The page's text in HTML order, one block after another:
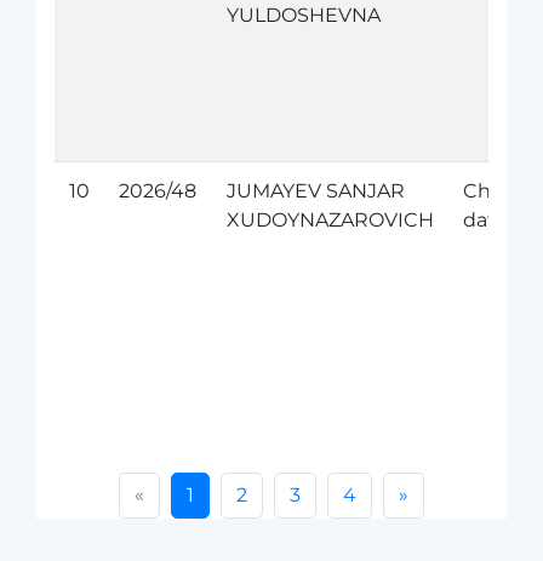
YULDOSHEVNA
10 2026/48
JUMAYEV SANJAR
XUDOYNAZAROVICH
Chet
« 1 2 3 4 »